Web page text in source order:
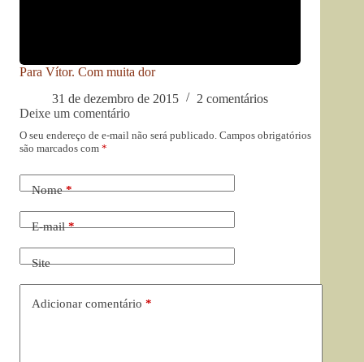
Para Vítor. Com muita dor
31 de dezembro de 2015
2 comentários
Deixe um comentário
O seu endereço de e-mail não será publicado. Campos obrigatórios
são marcados com *
Nome*
E-mail*
Site
Adicionar comentário *